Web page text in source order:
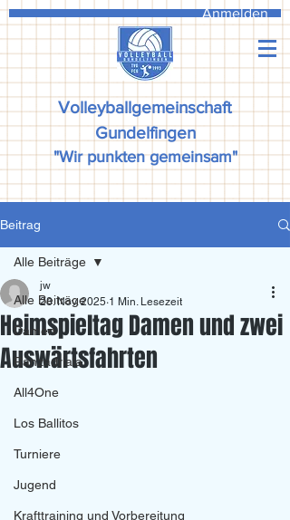
Anmelden
Volleyballgemeinschaft
Gundelfingen
"Wir punkten gemeinsam"
Beitrag
Alle Beiträge
Damen
Ranzadriala
All4One
Los Ballitos
Turniere
Jugend
Krafttraining und Vorbereitung
Alle Beiträge
Heimspieltag Damen und zwei
Auswärtsfahrten
jw
28. Nov. 2025 1 Min. Lesezeit